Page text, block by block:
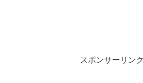
スポンサーリンク